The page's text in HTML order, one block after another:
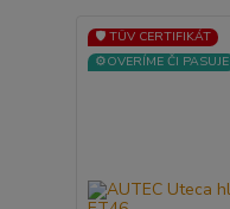
🛡️ TÜV CERTIFIKÁT
⚙️OVERÍME ČI PASUJE